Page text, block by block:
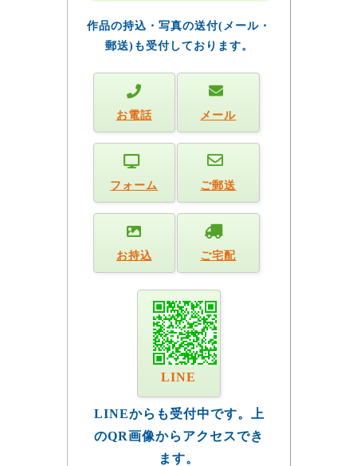
作品の持込・写真の送付(メール・
郵送)も受付しております。
お電話 メール
フォーム ご郵送
お持込 ご宅配
LINE
LINEからも受付中です。上
のQR画像からアクセスでき
ます。